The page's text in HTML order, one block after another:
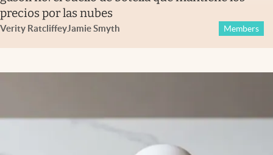
precios por las nubes
Verity RatcliffeyJamie Smyth Members